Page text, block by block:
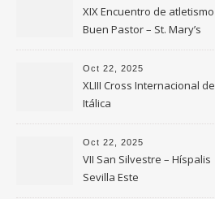
XIX Encuentro de atletismo
Buen Pastor – St. Mary’s
Oct 22, 2025
XLIII Cross Internacional de
Itálica
Oct 22, 2025
VII San Silvestre – Híspalis
Sevilla Este